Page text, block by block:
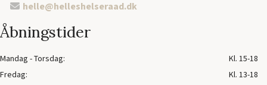
helle@helleshelseraad.dk
Åbningstider
Mandag - Torsdag:
Kl. 15-18
Fredag:
Kl. 13-18